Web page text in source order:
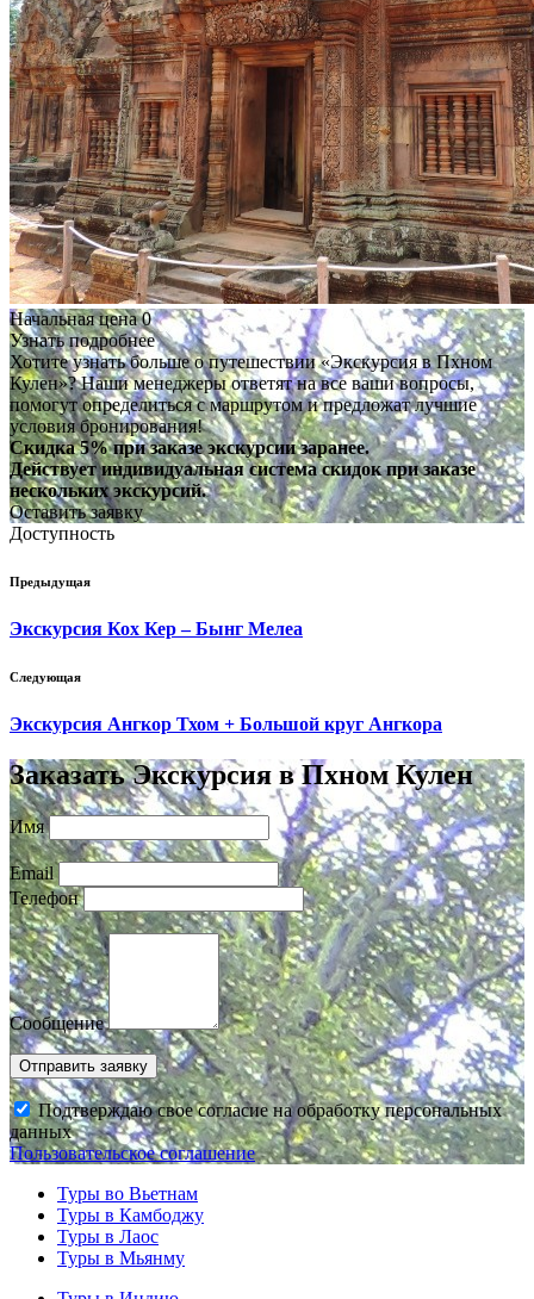
Начальная цена 0
Узнать подробнее
Хотите узнать больше о путешествии «Экскурсия в Пхном
Кулен»? Наши менеджеры ответят на все ваши вопросы,
помогут определиться с маршрутом и предложат лучшие
условия бронирования!
Скидка 5% при заказе экскурсии заранее.
Действует индивидуальная система скидок при заказе
нескольких экскурсий.
Оставить заявку
Доступность
Предыдущая
Экскурсия Кох Кер – Бынг Мелеа
Следующая
Экскурсия Ангкор Тхом + Большой круг Ангкора
Заказать Экскурсия в Пхном Кулен
Имя
Email
Телефон
Сообщение
Подтверждаю свое согласие на обработку персональных
данных
Пользовательское соглашение
Туры во Вьетнам
Туры в Камбоджу
Туры в Лаос
Туры в Мьянму